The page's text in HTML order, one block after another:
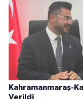
Kahramanmaraş-
Verildi